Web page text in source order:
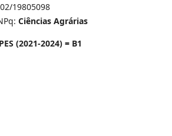
19805098
Ciências Agrárias
(2021-2024) = B1